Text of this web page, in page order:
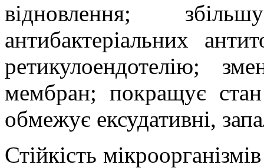
відновлення;
антибактеріальних
ретикулоендотелію;
мембран; покращує стан
обмежує ексудативні,
Стійкість